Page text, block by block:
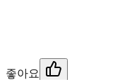
좋아요